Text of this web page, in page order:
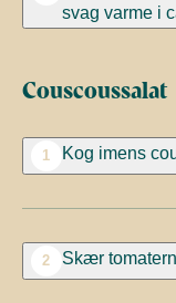
svag varme i
Couscoussalat
1 Kog imens
2 Skær